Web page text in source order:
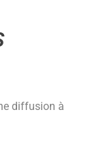
diffusion à